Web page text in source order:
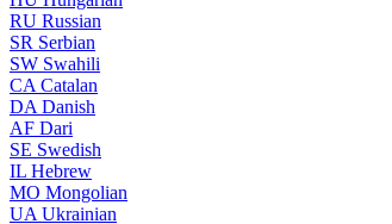
RU Russian
SR Serbian
SW Swahili
CA Catalan
DA Danish
AF Dari
SE Swedish
IL Hebrew
MO Mongolian
UA Ukrainian